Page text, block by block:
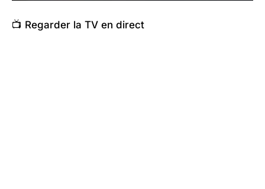
📺 Regarder la TV en direct